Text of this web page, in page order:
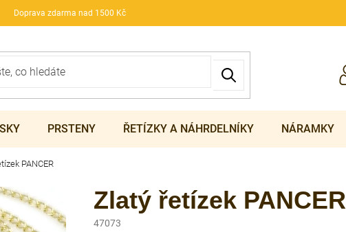
Doprava zdarma nad 1500 Kč
PRSTENY ŘETÍZKY A NÁHRDELNÍKY NÁRAMKY
PANCER
Zlatý řetízek PANCER
47073